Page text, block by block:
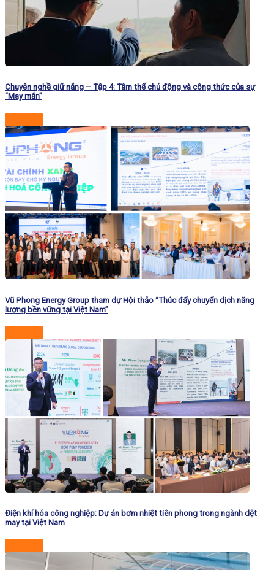
Chuyện nghề giữ nắng – Tập 4: Tâm thế chủ động và công thức của sự
“May mắn”
Vũ Phong Energy Group tham dự Hội thảo “Thúc đẩy chuyển dịch năng
lượng bền vững tại Việt Nam”
Điện khí hóa công nghiệp: Dự án bơm nhiệt tiên phong trong ngành dệt
may tại Việt Nam